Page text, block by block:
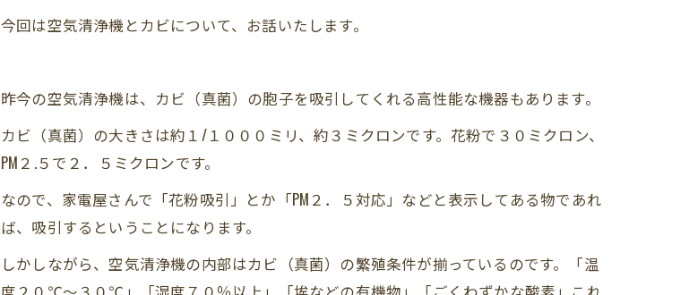
今回は空気清浄機とカビについて、お話いたします。
昨今の空気清浄機は、カビ（真菌）の胞子を吸引してくれる高性能な機器もあります。
カビ（真菌）の大きさは約１/１０００ミリ、約３ミクロンです。花粉で３０ミクロン、
PM２.５で２．５ミクロンです。
なので、家電屋さんで「花粉吸引」とか「PM２．５対応」などと表示してある物であれ
ば、吸引するということになります。
しかしながら、空気清浄機の内部はカビ（真菌）の繁殖条件が揃っているのです。「温